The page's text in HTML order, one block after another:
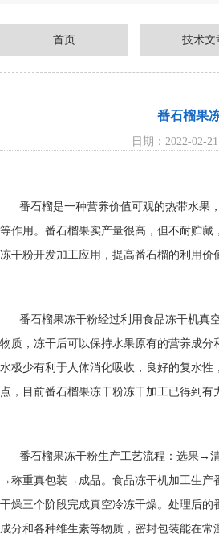
首页 技术文
番石榴果
日期：2022-02-21
番石榴是一种营养价值可观的热带水果
等作用。番石榴果实产量很高，但不耐贮
冻干粉开发加工应用，提高番石榴的利用
番石榴果冻干粉经过利用食品冻干机真
物质，冻干后可以保持水果原有的营养成
水极少有利于人体消化吸收，良好的复水
点，目前番石榴果冻干粉冻干加工已得到有
番石榴果冻干粉生产工艺流程：选果
→称重真包装→成品。食品冻干机加工生
干燥三个阶段完成真空冷冻干燥。处理后
成分和各种维生素等物质，密封包装能在常